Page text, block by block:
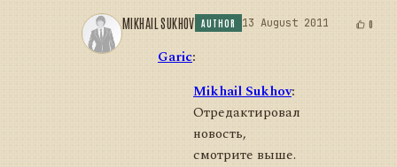
MIKHAIL SUKHOV AUTHOR 13 August 2011 0
Garic:
Mikhail Sukhov:
Отредактировал
новость,
смотрите выше.